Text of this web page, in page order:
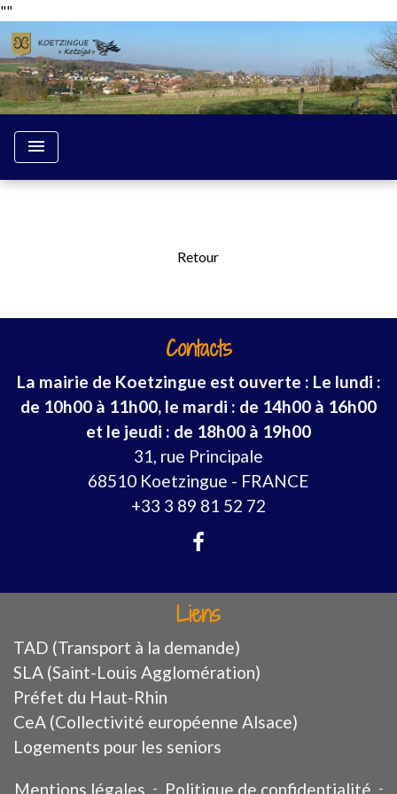
""
menu
Retour
Contacts
La mairie de Koetzingue est ouverte : Le lundi :
de 10h00 à 11h00, le mardi : de 14h00 à 16h00
et le jeudi : de 18h00 à 19h00
31, rue Principale
68510 Koetzingue - FRANCE
+33 3 89 81 52 72
Liens
TAD (Transport à la demande)
SLA (Saint-Louis Agglomération)
Préfet du Haut-Rhin
CeA (Collectivité européenne Alsace)
Logements pour les seniors
Mentions légales - Politique de confidentialité -